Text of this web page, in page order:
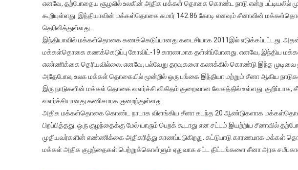
முதலிடைத்தைப்
பிடித்த
–
ஐ.நா
அறிக்கை
எனவே, தற்போதைய சூழலில் உலகின் அதிக மக்கள் தொகை கொண்ட நாடு என்ற பட்டியலில்
கூறியுள்ளது. இந்தியாவின் மக்கள்தொகை சுமார் 142.86 கோடி எனவும் சீனாவின்
தெரிவித்துள்ளது.
இந்தியாவில் மக்கள்தொகை கணக்கெடுப்பானது கடைசியாக 2011இல் எடுக்கப்பட்டது.
மக்கள்தொகை கணக்கெடுப்பு கோவிட்-19 காரணமாக தள்ளிப்போனது. எனவே, இந்திய
எண்ணிக்கை தெரியவில்லை. எனவே, பல்வேறு தரவுகளை கணக்கில் கொண்டு இந்த முடிவை
அதேபோல, உலக மக்கள் தொகையில் மூன்றில் ஒரு பங்கை இந்தியா மற்றும் சீனா ஆகிய
இரு நாடுகளின் மக்கள் தொகை வளர்ச்சி விகிதம் குறைவான வேகத்தில் உள்ளது.
வளர்ச்சியானது கணிசமாக குறைந்துள்ளது.
அதிக மக்கள்தொகை கொண்ட நாடாக விளங்கிய சீனா கடந்த 20 ஆண்டுகளாக மக்கள்தொகை
பிறப்பித்தது. ஒரு குழந்தைக்கு மேல் யாரும் பெறக் கூடாது என சட்டம் இயற்றிய சீனாவில்
முதியவர்களின் எண்ணிக்கை அதிகரித்து காணப்படுகிறது. கட்டுபாடு காரணமாக
மக்கள் அதிக குழந்தைகள் பெற்றுக்கொள்ளும் ஏதுவாக சட்ட திட்டங்களை சீனா அரசு